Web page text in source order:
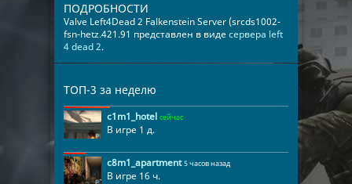
ПОДРОБНОСТИ
Valve Left4Dead 2 Falkenstein Server (srcds1002-
fsn-hetz.421.91 представлен в видесервера left
4 dead 2.
ТОП-3 за неделю
c1m1_hotel сейчас
В игре 1 д.
c8m1_apartment 5 часов назад
В игре 16 ч.